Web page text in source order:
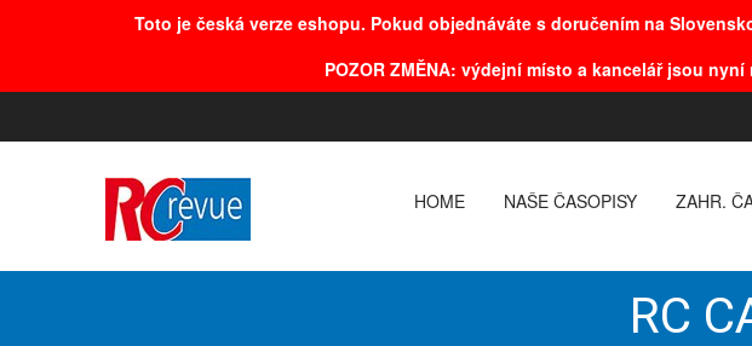
Toto je česká verze eshopu. Pokud objednáváte s doručením na
POZOR ZMĚNA: výdejní místo a kancelář jsou nyní
HOME NAŠE ČASOPISY ZAHR.
RC